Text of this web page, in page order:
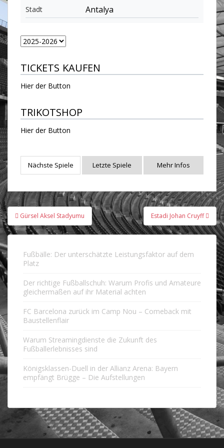
Stadt Antalya
TICKETS KAUFEN
Hier der Button
TRIKOTSHOP
Hier der Button
Nächste Spiele Letzte Spiele Mehr Infos
Beitragsnavigation
Gürsel Aksel Stadyumu Estadi Johan Cruyff
Fußbälle: Der unterschätzte Leistungsfaktor auf dem
Platz
Der richtige Fußballschuh: Warum Profis und Amateure
gleichermaßen auf ihr Material achten
FC Barcelona zurück im Camp Nou – Comeback mit
Baustellenflair
Warum Streamingdienste die Zukunft des
Fußballerlebnisses sind
Königsklassen-Duell in der Allianz Arena: Bayern
empfängt Brügge – Die Aufstellungen